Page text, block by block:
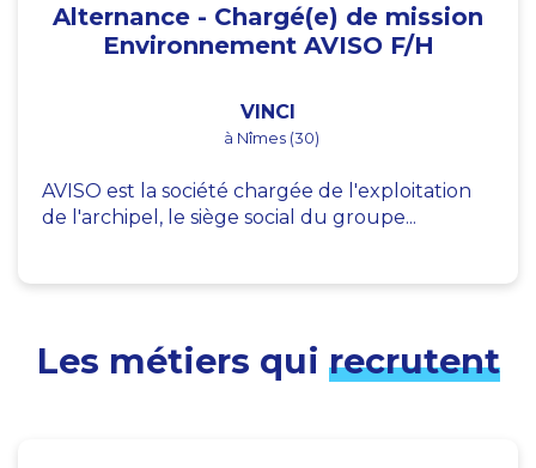
Alternance - Chargé(e) de mission
Environnement AVISO F/H
VINCI
à Nîmes (30)
AVISO est la société chargée de l'exploitation
de l'archipel, le siège social du groupe...
Les métiers qui recrutent